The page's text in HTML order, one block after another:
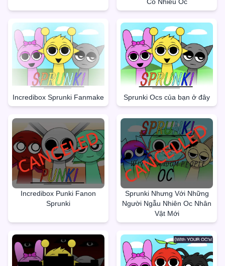
Incredibox Sprunki Fanmake Sprunki Ocs của bạn ở đây
Incredibox Punki Fanon
Sprunki
Sprunki Nhưng Với Những
Người Ngẫu Nhiên Oc Nhân
Vật Mới